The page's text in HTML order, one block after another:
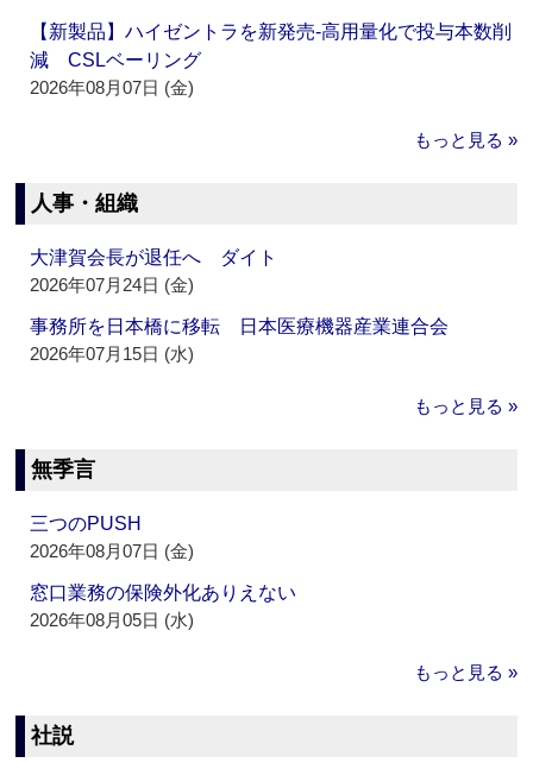
【新製品】ハイゼントラを新発売‐高用量化で投与本数削
減 CSLベーリング
2026年08月07日 (金)
もっと見る »
人事・組織
大津賀会長が退任へ ダイト
2026年07月24日 (金)
事務所を日本橋に移転 日本医療機器産業連合会
2026年07月15日 (水)
もっと見る »
無季言
三つのPUSH
2026年08月07日 (金)
窓口業務の保険外化ありえない
2026年08月05日 (水)
もっと見る »
社説